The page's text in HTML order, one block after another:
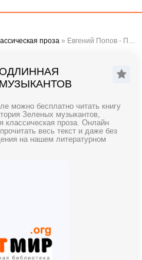
проза » Евгений Попов - Подлинная история Зеленых музыкантов
можно бесплатно читать книгу
Зеленых музыкантов,
классическая проза. Онлайн
весь текст и даже без
на нашем литературном